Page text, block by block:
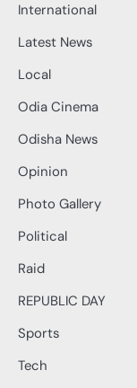
International
Latest News
Local
Odia Cinema
Odisha News
Opinion
Photo Gallery
Political
Raid
REPUBLIC DAY
Sports
Tech